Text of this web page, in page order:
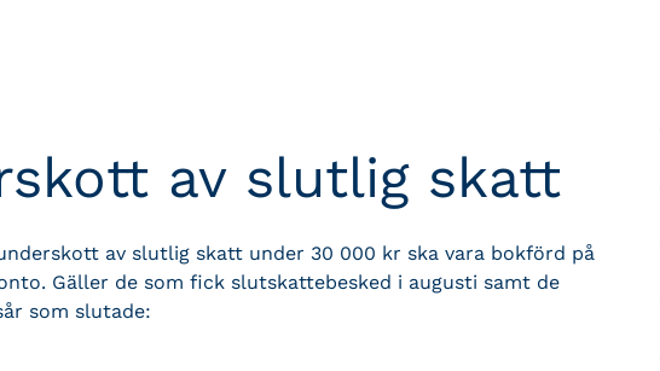
av slutlig skatt
av slutlig skatt under 30 000 kr ska vara bokförd på
Gäller de som fick slutskattebesked i augusti samt de
som slutade: